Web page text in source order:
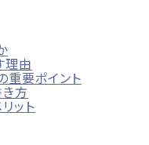
理由
重要ポイント
方
ット